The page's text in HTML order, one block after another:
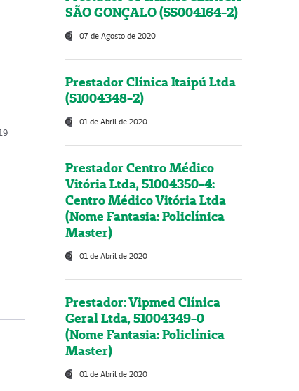
SÃO GONÇALO (55004164-2)
07 de Agosto de 2020
Prestador Clínica Itaipú Ltda
(51004348-2)
01 de Abril de 2020
Prestador Centro Médico
Vitória Ltda, 51004350-4:
Centro Médico Vitória Ltda
(Nome Fantasia: Policlínica
Master)
01 de Abril de 2020
Prestador: Vipmed Clínica
Geral Ltda, 51004349-0
(Nome Fantasia: Policlínica
Master)
01 de Abril de 2020